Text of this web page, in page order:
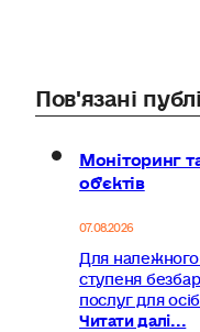
Пов'язані
Моніторинг
об’єктів
07.08.2026
Для
ступеня
послуг для
Читати далі...